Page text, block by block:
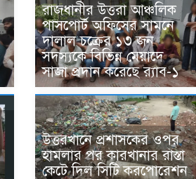
রাজধানীর উত্তরা আঞ্চলিক
পাসপোর্ট অফিসের সামনে
দালাল চক্রের ১৩ জন
সদস্যকে বিভিন্ন মেয়াদে
সাজা প্রদান করেছে র‌্যাব-১
উত্তরখানে প্রশাসকের ওপর
হামলার পর কারখানার রাস্তা
কেটে দিল সিটি করপোরেশন